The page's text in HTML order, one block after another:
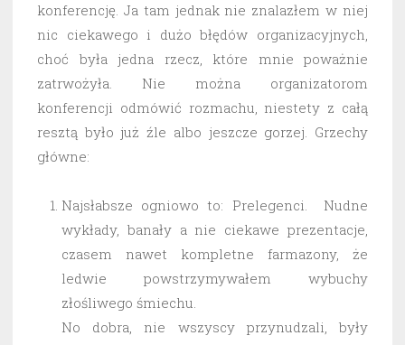
konferencję. Ja tam jednak nie znalazłem w niej
nic ciekawego i dużo błędów organizacyjnych,
choć była jedna rzecz, które mnie poważnie
zatrwożyła. Nie można organizatorom
konferencji odmówić rozmachu, niestety z całą
resztą było już źle albo jeszcze gorzej. Grzechy
główne:
Najsłabsze ogniowo to: Prelegenci. Nudne
wykłady, banały a nie ciekawe prezentacje,
czasem nawet kompletne farmazony, że
ledwie powstrzymywałem wybuchy
złośliwego śmiechu.
No dobra, nie wszyscy przynudzali, były